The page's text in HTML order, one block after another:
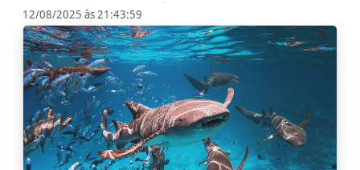
12/08/2025 às 21:43:59